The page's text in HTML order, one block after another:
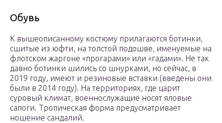
Обувь
К вышеописанному костюму прилагаются ботинки,
сшитые из юфти, на толстой подошве, именуемые на
флотском жаргоне «прогарами» или «гадами». Не так
давно ботинки шились со шнурками, но сейчас, в
2019 году, имеют и резиновые вставки (введены они
были в 2014 году). На территориях, где царит
суровый климат, военнослужащие носят яловые
сапоги. Тропическая форма предусматривает
ношение сандалий.